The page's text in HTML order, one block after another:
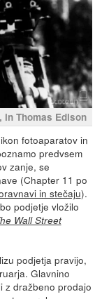
Thomas Edison
fotoaparatov in
predvsem
zanje, se
(Chapter 11 po
in stečaju).
podjetje vložilo
Wall Street
podjetja pravijo,
Glavnino
z dražbeno prodajo